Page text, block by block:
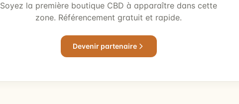
Soyez la première boutique CBD à apparaître dans cette
zone. Référencement gratuit et rapide.
Devenir partenaire